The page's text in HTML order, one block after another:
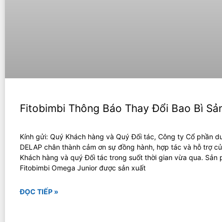
Fitobimbi Thông Báo Thay Đổi Bao Bì
Kính gửi: Quý Khách hàng và Quý Đối tác, Công ty Cổ phần
DELAP chân thành cảm ơn sự đồng hành, hợp tác và hỗ trợ
Khách hàng và quý Đối tác trong suốt thời gian vừa qua. Sản
Fitobimbi Omega Junior được sản xuất
ĐỌC TIẾP »